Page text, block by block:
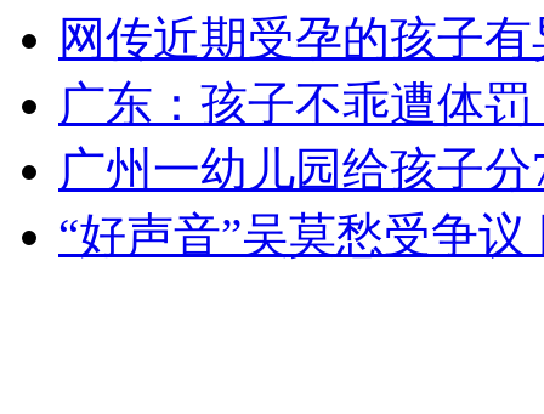
外交部：有关国家言论片面不公正
网传近期受孕的孩子
广东：孩子不乖遭体
广州一幼儿园给孩子
“好声音”吴莫愁受争